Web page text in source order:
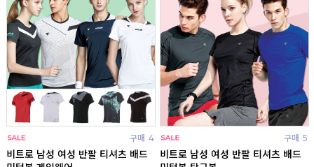
구매 4
비트로 남성 여성 반팔 티셔츠 배드
구매 5
비트로 남성 여성 반팔 티셔츠 배드